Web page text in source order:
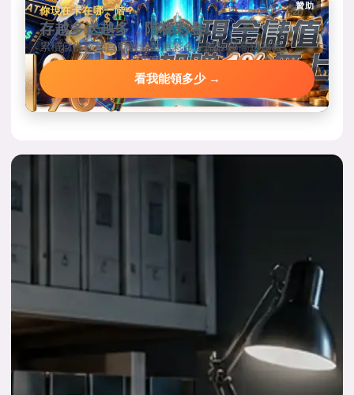
贊助
你現在卡在哪一階？
存越多送越多，階梯彩金
累積儲值達標自動解鎖對應彩金，階梯越高送越狠。
看我能領多少 →